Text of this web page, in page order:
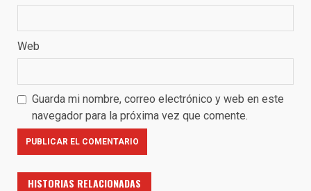
Web
Guarda mi nombre, correo electrónico y web en este
navegador para la próxima vez que comente.
HISTORIAS RELACIONADAS